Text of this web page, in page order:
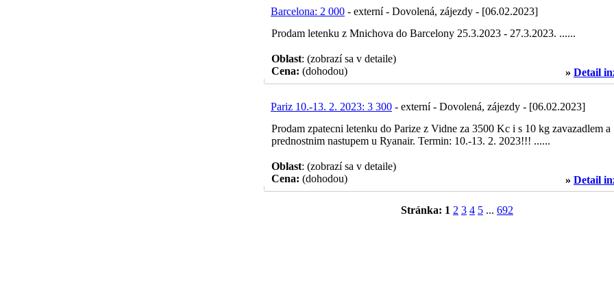
Barcelona: 2 000 - externí - Dovolená, zájezdy - [06.02.2023]
Prodam letenku z Mnichova do Barcelony 25.3.2023 - 27.3.2023. ......
Oblast: (zobrazí sa v detaile)
Cena: (dohodou) » Detail
Pariz 10.-13. 2. 2023: 3 300 - externí - Dovolená, zájezdy - [06.02.2023]
Prodam zpatecni letenku do Parize z Vidne za 3500 Kc i s 10 kg zavazadlem a
prednostnim nastupem u Ryanair. Termin: 10.-13. 2. 2023!!! ......
Oblast: (zobrazí sa v detaile)
Cena: (dohodou) » Detail
Stránka: 1 2 3 4 5 ... 692